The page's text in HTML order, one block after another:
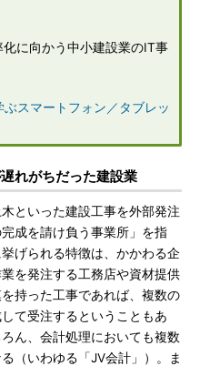
化に向かう中小建設業のIT事
ぶスマートフォン／タブレッ
れがちだった建設業
といった建設工事を外部発注
成を請け負う事業所」を指
げられる特徴は、かかわる企
を発注する工務店や資材提供
持った工事であれば、複数の
て受注するということもあ
ん、会計処理においても複数
（いわゆる「JV会計」）。ま